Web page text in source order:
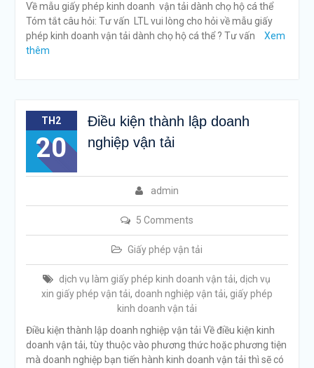
Về mẫu giấy phép kinh doanh vận tải dành chọ hộ cá thể
Tóm tắt câu hỏi: Tư vấn LTL vui lòng cho hỏi về mẫu giấy
phép kinh doanh vận tải dành chọ hộ cá thể ? Tư vấn
Xem
thêm
TH2
20
Điều kiện thành lập doanh
nghiệp vận tải
admin
5 Comments
Giấy phép vận tải
dịch vụ làm giấy phép kinh doanh vận tải, dịch vụ
xin giấy phép vận tải, doanh nghiệp vận tải, giấy phép
kinh doanh vận tải
Điều kiện thành lập doanh nghiệp vận tải Về điều kiện kinh
doanh vận tải, tùy thuộc vào phương thức hoặc phương tiện
mà doanh nghiệp bạn tiến hành kinh doanh vận tải thì sẽ có